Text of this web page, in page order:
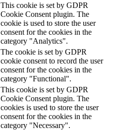
This cookie is set by GDPR
Cookie Consent plugin. The
cookie is used to store the user
consent for the cookies in the
category "Analytics".
The cookie is set by GDPR
cookie consent to record the user
consent for the cookies in the
category "Functional".
This cookie is set by GDPR
Cookie Consent plugin. The
cookies is used to store the user
consent for the cookies in the
category "Necessary".